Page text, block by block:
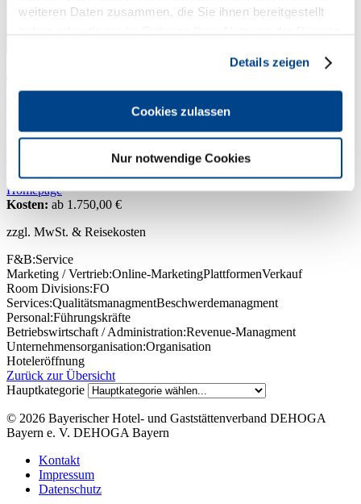
weiteren Daten zusammen, die Sie ihnen bereitgestellt
Details zeigen
Cookies zulassen
Nur notwendige Cookies
80331 München
E-Mail
Homepage
Kosten: ab 1.750,00 €
zzgl. MwSt. & Reisekosten
F&B:Service
Marketing / Vertrieb:Online-MarketingPlattformenVerkauf
Room Divisions:FO
Services:QualitätsmanagmentBeschwerdemanagment
Personal:Führungskräfte
Betriebswirtschaft / Administration:Revenue-Managment
Unternehmensorganisation:Organisation
Hoteleröffnung
Zurück zur Übersicht
Hauptkategorie
© 2026 Bayerischer Hotel- und Gaststättenverband DEHOGA
Bayern e. V. DEHOGA Bayern
Kontakt
Impressum
Datenschutz